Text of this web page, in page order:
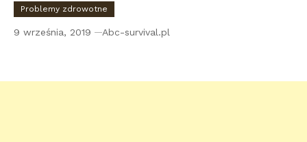
Problemy zdrowotne
9 września, 2019 Abc-survival.pl